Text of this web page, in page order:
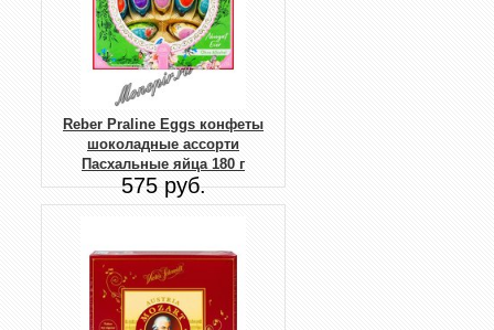
Reber Praline Eggs конфеты
шоколадные ассорти
Пасхальные яйца 180 г
575 руб.